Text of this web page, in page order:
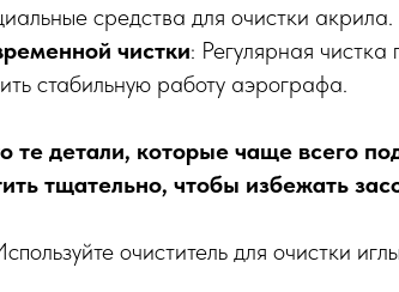
средства для очистки акрила.
чистки: Регулярная
стабильную работу аэрографа.
детали, которые чаще всего
тщательно, чтобы избежать
очиститель для очистки